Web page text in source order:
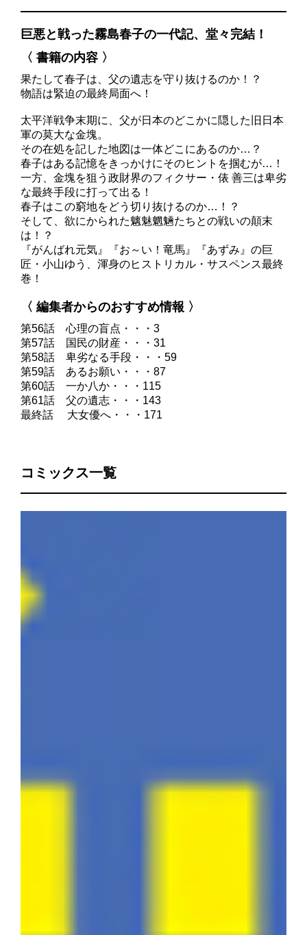
巨悪と戦った霧島春子の一代記、堂々完結！
〈 書籍の内容 〉
果たして春子は、父の遺志を守り抜けるのか！？
物語は緊迫の最終局面へ！
太平洋戦争末期に、父が日本のどこかに隠した旧日本
軍の莫大な金塊。
その在処を記した地図は一体どこにあるのか…？
春子はある記憶をきっかけにそのヒントを掴むが…！
一方、金塊を狙う政財界のフィクサー・俵 善三は卑劣
な最終手段に打って出る！
春子はこの窮地をどう切り抜けるのか…！？
そして、欲にかられた魑魅魍魎たちとの戦いの顛末
は！？
『がんばれ元気』『お～い！竜馬』『あずみ』の巨
匠・小山ゆう、渾身のヒストリカル・サスペンス最終
巻！
〈 編集者からのおすすめ情報 〉
第56話 心理の盲点・・・3
第57話 国民の財産・・・31
第58話 卑劣なる手段・・・59
第59話 あるお願い・・・87
第60話 一か八か・・・115
第61話 父の遺志・・・143
最終話 大女優へ・・・171
コミックス一覧